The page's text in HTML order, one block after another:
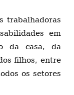
trabalhadoras
em
da casa, da
filhos, entre
os setores